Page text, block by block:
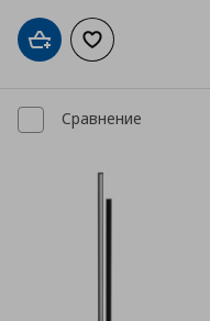
Добави в кошницата
Добави към
Сравнение